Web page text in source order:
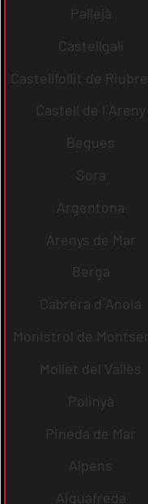
Pallejà
Castellgalí
Castellfollit de
Castell de l´Areny
Begues
Sora
Argentona
Arenys de Mar
Berga
Cabrera d´Anoia
Monistrol de
Mollet del Vallès
Polinyà
Pineda de Mar
Alpens
Aiguafreda